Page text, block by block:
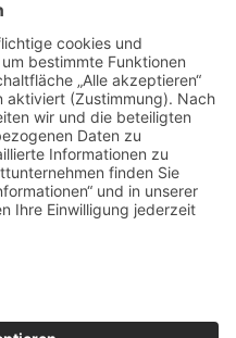
länger benötigen, erhalten Sie
15% Rabatt
30% Rabatt
sämtliche Preise pro Tag (je
MwSt. Grundlage ist der
Mehrschicht- und
Geräte behilflich